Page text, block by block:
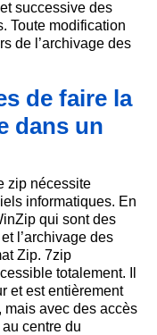
successive des
Toute modification
de l’archivage des
de faire la
dans un
zip nécessite
informatiques. En
qui sont des
l’archivage des
Zip. 7zip
totalement. Il
et est entièrement
mais avec des accès
centre du